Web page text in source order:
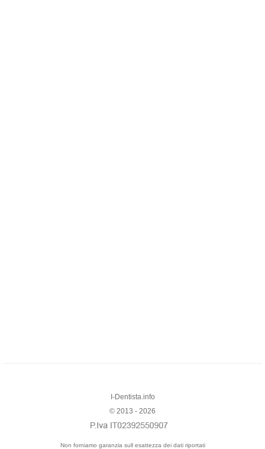
I-Dentista.info
© 2013 - 2026
Non forniamo garanzia sull esattezza dei dati riportati